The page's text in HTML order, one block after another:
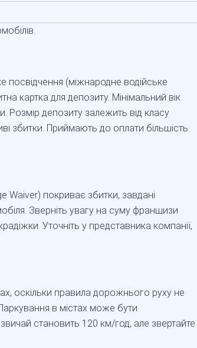
посвідчення (міжнародне водійське
картка для депозиту. Мінімальний вік
Розмір депозиту залежить від класу
збитки. Приймають до оплати більшість
Waiver) покриває збитки, завдані
Зверніть увагу на суму франшизи
Уточніть у представника компанії,
оскільки правила дорожнього руху не
в містах може бути
становить 120 км/год, але звертайте